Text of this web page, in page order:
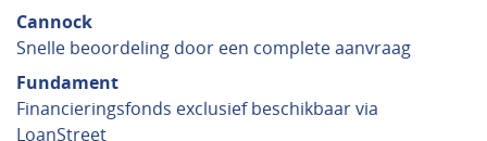
Cannock
Snelle beoordeling door een complete aanvraag
Fundament
Financieringsfonds exclusief beschikbaar via
LoanStreet